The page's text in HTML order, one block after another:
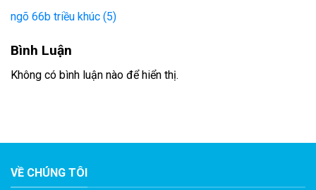
ngõ 66b triều khúc (5)
Bình Luận
Không có bình luận nào để hiển thị.
VỀ CHÚNG TÔI